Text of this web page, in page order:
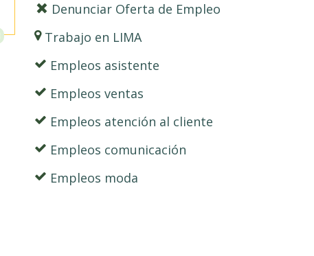
Denunciar Oferta de Empleo
Trabajo en LIMA
Empleos asistente
Empleos ventas
Empleos atención al cliente
Empleos comunicación
Empleos moda